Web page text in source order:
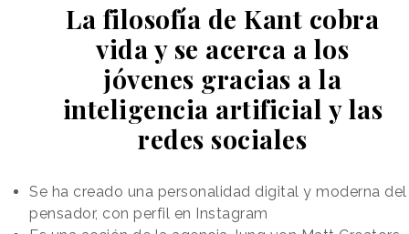
La filosofía de Kant cobra
vida y se acerca a los
jóvenes gracias a la
inteligencia artificial y las
redes sociales
Se ha creado una personalidad digital y moderna del
pensador, con perfil en Instagram